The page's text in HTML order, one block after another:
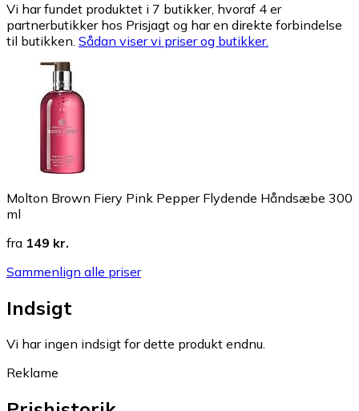
Vi har fundet produktet i 7 butikker, hvoraf 4 er
partnerbutikker hos Prisjagt og har en direkte forbindelse
til butikken. Sådan viser vi priser og butikker.
Molton Brown Fiery Pink Pepper Flydende Håndsæbe 300
ml
fra 149 kr.
Sammenlign alle priser
Indsigt
Vi har ingen indsigt for dette produkt endnu.
Reklame